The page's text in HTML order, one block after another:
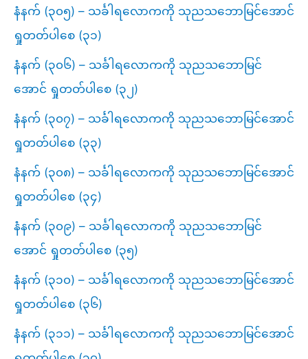
နံနက် (၃၀၅) – သင်္ခါရလောကကို သုညသဘောမြင်အောင်
ရှုတတ်ပါစေ (၃၁)
နံနက် (၃၀၆) – သင်္ခါရလောကကို သုညသဘောမြင်
အောင် ရှုတတ်ပါစေ (၃၂)
နံနက် (၃၀၇) – သင်္ခါရလောကကို သုညသဘောမြင်အောင်
ရှုတတ်ပါစေ (၃၃)
နံနက် (၃၀၈) – သင်္ခါရလောကကို သုညသဘောမြင်အောင်
ရှုတတ်ပါစေ (၃၄)
နံနက် (၃၀၉) – သင်္ခါရလောကကို သုညသဘောမြင်
အောင် ရှုတတ်ပါစေ (၃၅)
နံနက် (၃၁၀) – သင်္ခါရလောကကို သုညသဘောမြင်အောင်
ရှုတတ်ပါစေ (၃၆)
နံနက် (၃၁၁) – သင်္ခါရလောကကို သုညသဘောမြင်အောင်